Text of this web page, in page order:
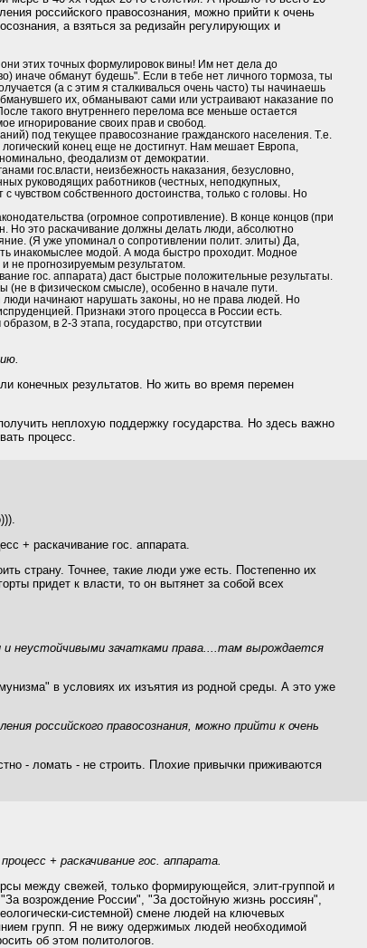
российского правосознания, можно прийти к очень
а взяться за редизайн регулирующих и
этих точных формулировок вины! Им нет дела до
иначе обманут будешь". Если в тебе нет личного тормоза, ты
(а с этим я сталкивалься очень часто) ты начинаешь
их, обманывают сами или устраивают наказание по
такого внутреннего перелома все меньше остается
игнорирование своих прав и свобод.
под текущее правосознание гражданского населения. Т.е.
конец еще не достигнут. Нам мешает Европа,
феодализм от демократии.
гос.власти, неизбежность наказания, безусловно,
руководящих работников (честных, неподкупных,
собственного достоинства, только с головы. Но
(огромное сопротивление). В конце концов (при
Но это раскачивание должны делать люди, абсолютно
(Я уже упоминал о сопротивлении полит. элиты) Да,
инакомыслее модой. А мода быстро проходит. Модное
не прогнозируемым результатом.
гос. аппарата) даст быстрые положительные результаты.
(не в физическом смысле), особенно в начале пути.
люди начинают нарушать законы, но не права людей. Но
Признаки этого процесса в России есть.
в 2-3 этапа, государство, при отсутствии
конечных результатов. Но жить во время перемен
неплохую поддержку государства. Но здесь важно
процесс.
+ раскачивание гос. аппарата.
страну. Точнее, такие люди уже есть. Постепенно их
придет к власти, то он вытянет за собой всех
и неустойчивыми зачатками права....там вырождается
в условиях их изъятия из родной среды. А это уже
российского правосознания, можно прийти к очень
- ломать - не строить. Плохие привычки приживаются
+ раскачивание гос. аппарата.
между свежей, только формирующейся, элит-группой и
возрождение России", "За достойную жизнь россиян",
системной) смене людей на ключевых
групп. Я не вижу одержимых людей необходимой
об этом политологов.